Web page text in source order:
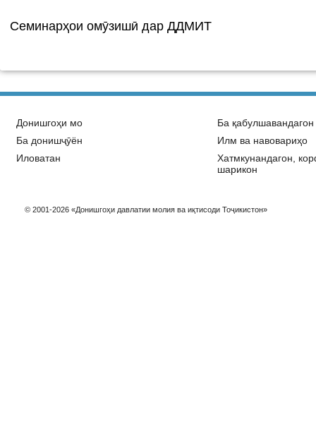
Семинарҳои омӯзишӣ дар ДДМИТ
Донишгоҳи мо
Ба қабулшавандагон
Ба донишҷӯён
Илм ва навовариҳо
Иловатан
Хатмкунандагон,
шарикон
© 2001-2026 «Донишгоҳи давлатии молия ва иқтисоди Тоҷикистон»